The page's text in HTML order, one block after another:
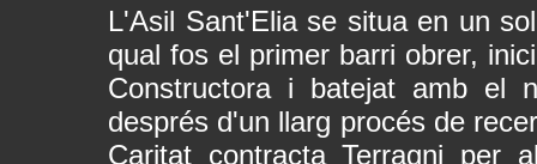
L'Asil Sant'Elia se situa en un
qual fos el primer barri obrer,
Constructora i batejat amb el
després d'un llarg procés de
Caritat contracta Terragni per